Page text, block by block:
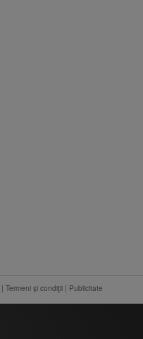
| Termeni şi condiţii | Publicitate